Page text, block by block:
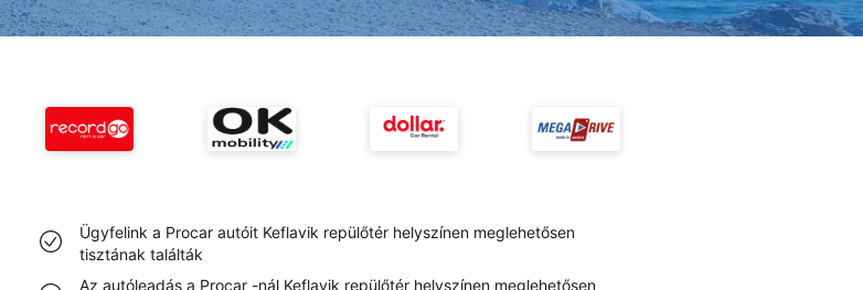
Ügyfelink a Procar autóit Keflavik repülőtér helyszínen meglehetősen
tisztának találták
Az autóleadás a Procar -nál Keflavik repülőtér helyszínen meglehetősen